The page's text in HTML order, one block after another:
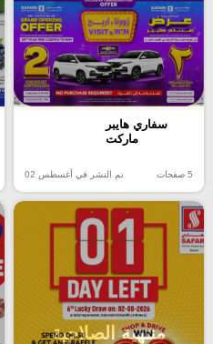
سفاري هايبر
ماركت
5 صفحات تم النشر في أغسطس 02
منتهية الصلاحية